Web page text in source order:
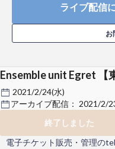
ライブ配信
お
Ensemble unit Egret 【
2021/2/24(水)
アーカイブ配信： 2021/2/
終了しました
電子チケット販売・管理の